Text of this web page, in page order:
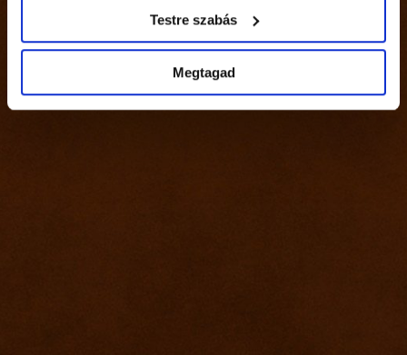
Testre szabás
Megtagad
iroda@ugyvedma.hu